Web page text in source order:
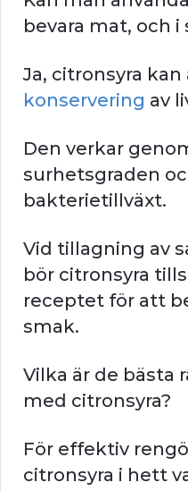
bevara mat, och i
Ja, citronsyra
konservering av
Den verkar
surhetsgraden
bakterietillväxt.
Vid tillagning av
bör citronsyra
receptet för att
smak.
Vilka är de bästa
med citronsyra?
För effektiv
citronsyra i hett